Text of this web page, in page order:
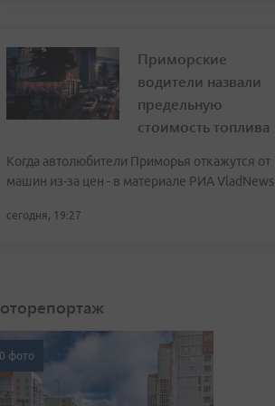
Приморские
водители назвали
предельную
стоимость топлива
Когда автолюбители Приморья откажутся от
машин из-за цен - в материале РИА VladNews
сегодня, 19:27
фото